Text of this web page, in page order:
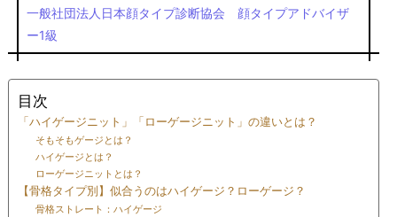
一般社団法人日本顔タイプ診断協会 顔タイプアドバイザ
ー1級
目次
「ハイゲージニット」「ローゲージニット」の違いとは？
そもそもゲージとは？
ハイゲージとは？
ローゲージニットとは？
【骨格タイプ別】似合うのはハイゲージ？ローゲージ？
骨格ストレート：ハイゲージ